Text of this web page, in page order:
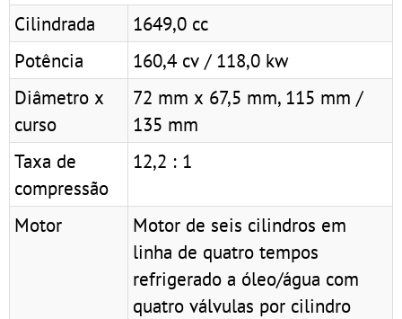
Cilindrada
1649,0 cc
Potência
160,4 cv / 118,0 kw
Diâmetro x
curso
72 mm x 67,5 mm, 115 mm /
135 mm
Taxa de
compressão
12,2 : 1
Motor
Motor de seis cilindros em
linha de quatro tempos
refrigerado a óleo/água com
quatro válvulas por cilindro